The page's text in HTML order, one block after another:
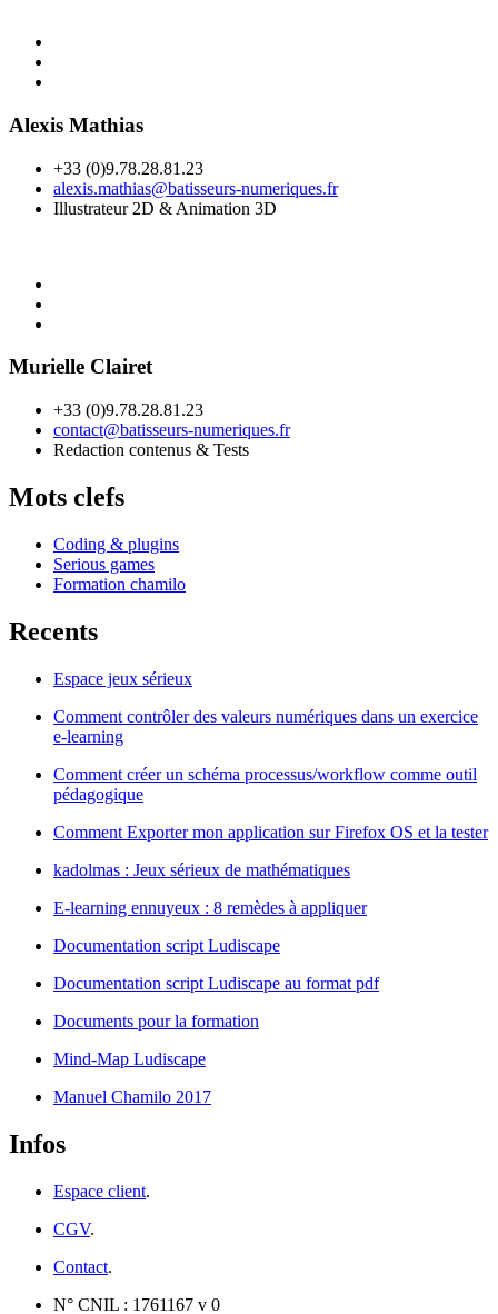
Alexis Mathias
+33 (0)9.78.28.81.23
alexis.mathias@batisseurs-numeriques.fr
Illustrateur 2D & Animation 3D
Murielle Clairet
+33 (0)9.78.28.81.23
contact@batisseurs-numeriques.fr
Redaction contenus & Tests
Mots clefs
Coding & plugins
Serious games
Formation chamilo
Recents
Espace jeux sérieux
Comment contrôler des valeurs numériques dans un exercice
e-learning
Comment créer un schéma processus/workflow comme outil
pédagogique
Comment Exporter mon application sur Firefox OS et la tester
kadolmas : Jeux sérieux de mathématiques
E-learning ennuyeux : 8 remèdes à appliquer
Documentation script Ludiscape
Documentation script Ludiscape au format pdf
Documents pour la formation
Mind-Map Ludiscape
Manuel Chamilo 2017
Infos
Espace client.
CGV.
Contact.
N° CNIL : 1761167 v 0